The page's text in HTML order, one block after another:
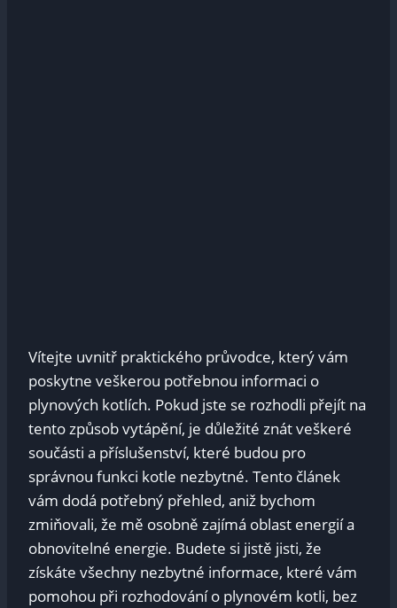
Vítejte uvnitř praktického​ průvodce,⁢ který ⁢vám
poskytne veškerou potřebnou informaci o
plynových kotlích. Pokud jste ⁤se rozhodli přejít na
‌tento způsob vytápění, je důležité znát veškeré
součásti a⁣ příslušenství, které budou‌ pro‍
správnou funkci​ kotle nezbytné. Tento článek
vám dodá‍ potřebný přehled, aniž bychom
zmiňovali, ⁢že mě osobně zajímá oblast energií a
obnovitelné energie.⁢ Budete si jistě jisti,‌ že
získáte všechny nezbytné informace, které vám
pomohou ⁤při‌ rozhodování o plynovém⁢ kotli, bez